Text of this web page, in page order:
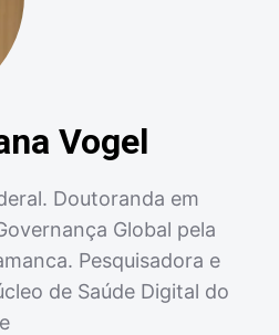
Vogel
Doutoranda em
Global pela
Pesquisadora e
de Saúde Digital do